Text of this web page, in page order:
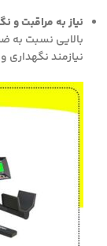
نیاز به مراقبت و
بالایی نسبت به
نیازمند نگهداری